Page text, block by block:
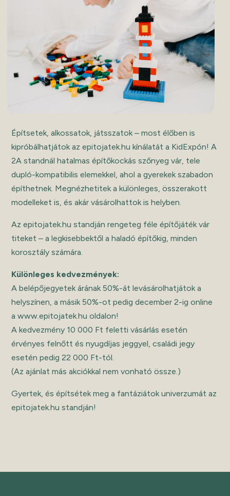
Építsetek, alkossatok, játsszatok – most élőben is
kipróbálhatjátok az epitojatek.hu kínálatát a KidExpón! A
2A standnál hatalmas építőkockás szőnyeg vár, tele
dupló-kompatibilis elemekkel, ahol a gyerekek szabadon
építhetnek. Megnézhetitek a különleges, összerakott
modelleket is, és akár vásárolhattok is helyben.
Az epitojatek.hu standján rengeteg féle építőjáték vár
titeket – a legkisebbektől a haladó építőkig, minden
korosztály számára.
Különleges kedvezmények:
A belépőjegyetek árának 50%-át levásárolhatjátok a
helyszínen, a másik 50%-ot pedig december 2-ig online
a www.epitojatek.hu oldalon!
A kedvezmény 10 000 Ft feletti vásárlás esetén
érvényes felnőtt és nyugdíjas jeggyel, családi jegy
esetén pedig 22 000 Ft-tól.
(Az ajánlat más akciókkal nem vonható össze.)
Gyertek, és építsétek meg a fantáziátok univerzumát az
epitojatek.hu standján!